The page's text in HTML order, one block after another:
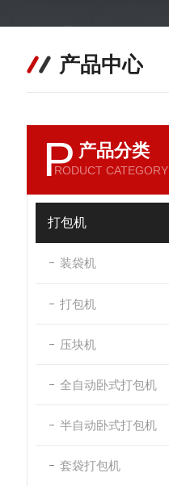
产品中心
P 产品分类
RODUCT CATEGORY
打包机
装袋机
打包机
压块机
全自动卧式打包机
半自动卧式打包机
套袋打包机